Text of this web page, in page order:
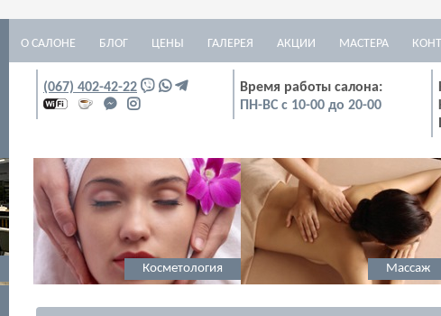
О САЛОНЕ БЛОГ ЦЕНЫ ГАЛЕРЕЯ АКЦИИ МАСТЕРА
(067) 402-42-22
Время работы салона:
ПН-ВС с 10-00 до 20-00
Косметология Массаж